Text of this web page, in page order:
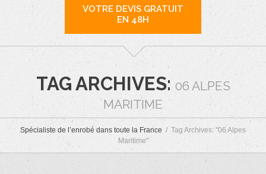
VOTRE DEVIS GRATUIT
EN 48H
TAG ARCHIVES: 06 ALPES
MARITIME
Spécialiste de l’enrobé dans toute la France
Tag Archives: "06 Alpes
Maritime"